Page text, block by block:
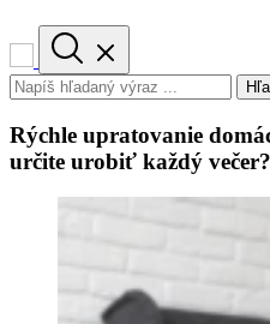
Rýchle upratovanie
určite urobiť každý večer?